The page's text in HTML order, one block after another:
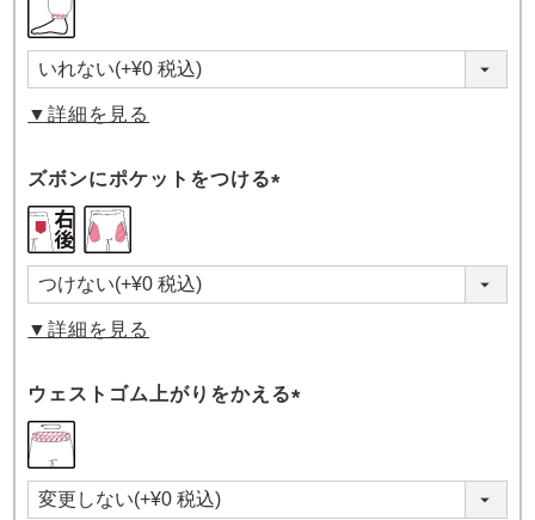
▼詳細を見る
ズボンにポケットをつける
▼詳細を見る
ウェストゴム上がりをかえる